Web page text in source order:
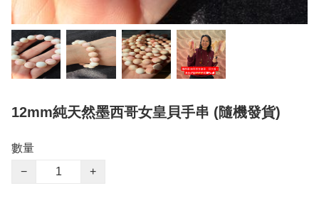
12mm純天然墨西哥女皇貝手串 (隨機發貨)
數量
−
+